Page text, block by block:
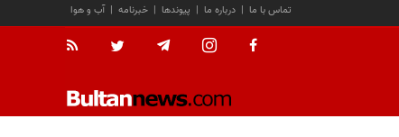
آب و هوا | خبرنامه | پیوندها | درباره ما | تماس با ما